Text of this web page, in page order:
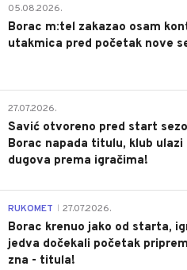
05.08.2026.
Borac m:tel zakazao osam
utakmica pred početak nove
27.07.2026.
Savić otvoreno pred start
Borac napada titulu, klub ulazi
dugova prema igračima!
RUKOMET 27.07.2026.
Borac krenuo jako od starta,
jedva dočekali početak
zna - titula!